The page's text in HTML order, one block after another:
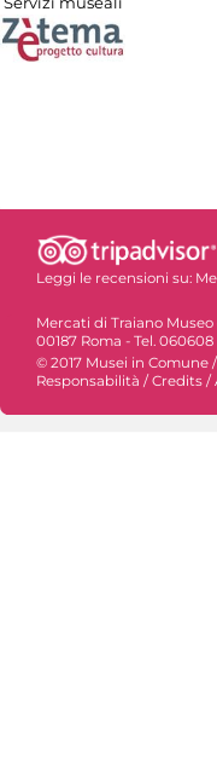
Leggi le recensioni su:
Mercati di Traiano
00187 Roma - Tel.
© 2017 Musei in Comune /
Responsabilità /Credits /